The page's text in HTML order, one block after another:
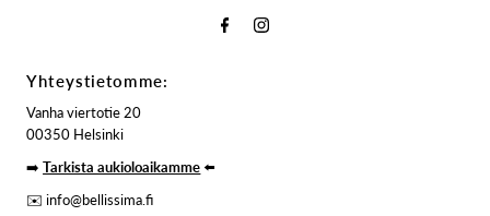
Yhteystietomme:
Vanha viertotie 20
00350 Helsinki
➡️Tarkista aukioloaikamme⬅️
✉️ info@bellissima.fi